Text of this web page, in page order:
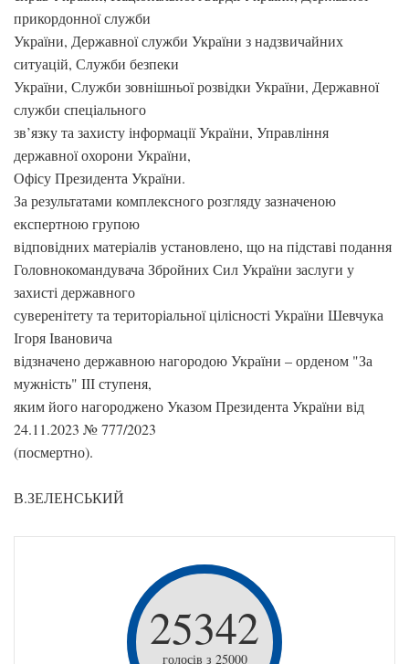
прикордонної служби
України, Державної служби України з надзвичайних
ситуацій, Служби безпеки
України, Служби зовнішньої розвідки України, Державної
служби спеціального
зв’язку та захисту інформації України, Управління
державної охорони України,
Офісу Президента України.
За результатами комплексного розгляду зазначеною
експертною групою
відповідних матеріалів установлено, що на підставі подання
Головнокомандувача Збройних Сил України заслуги у
захисті державного
суверенітету та територіальної цілісності України Шевчука
Ігоря Івановича
відзначено державною нагородою України – орденом "За
мужність" ІІІ ступеня,
яким його нагороджено Указом Президента України від
24.11.2023 № 777/2023
(посмертно).
В.ЗЕЛЕНСЬКИЙ
25342
голосів з 25000